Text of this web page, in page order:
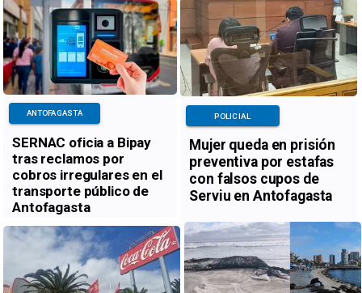
SERNAC oficia a Bipay
tras reclamos por
cobros irregulares en el
transporte público de
Antofagasta
ANTOFAGASTA
Mujer queda en prisión
preventiva por estafas
con falsos cupos de
Serviu en Antofagasta
POLICIAL